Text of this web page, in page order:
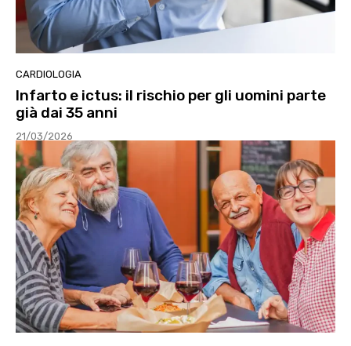
CARDIOLOGIA
Infarto e ictus: il rischio per gli uomini parte
già dai 35 anni
21/03/2026